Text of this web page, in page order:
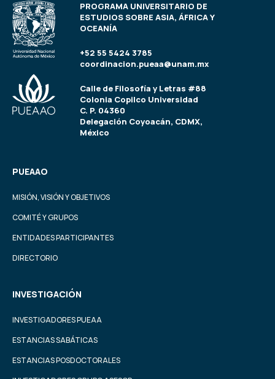
PROGRAMA UNIVERSITARIO DE
ESTUDIOS SOBRE ASIA, ÁFRICA Y
OCEANÍA
+52 55 5424 3785
coordinacion.pueaa@unam.mx
Calle de Filosofía y Letras #88
Colonia Copilco Universidad
C. P. 04360
Delegación Coyoacán, CDMX,
México
PUEAAO
MISIÓN, VISIÓN Y OBJETIVOS
COMITÉ Y GRUPOS
ENTIDADES PARTICIPANTES
DIRECTORIO
INVESTIGACIÓN
INVESTIGADORES PUEAA
ESTANCIAS SABÁTICAS
ESTANCIAS POSDOCTORALES